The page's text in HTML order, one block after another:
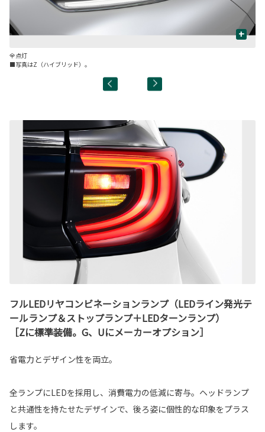
+
全点灯
■写真はZ（ハイブリッド）。
フルLEDリヤコンビネーションランプ（LEDライン発光テ
ールランプ＆ストップランプ＋LEDターンランプ）
［Zに標準装備。G、Uにメーカーオプション］
省電力とデザイン性を両立。
全ランプにLEDを採用し、消費電力の低減に寄与。ヘッドランプ
と共通性を持たせたデザインで、後ろ姿に個性的な印象をプラス
します。